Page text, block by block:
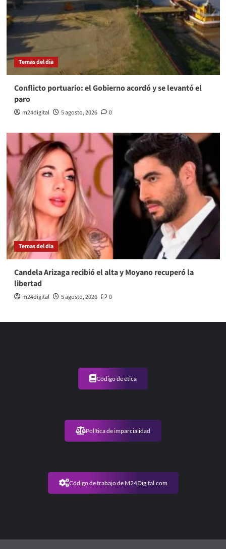
Temas del dia
Conflicto portuario: el Gobierno acordó y se levantó el
paro
m24digital 5 agosto, 2026 0
Temas del dia
Candela Arizaga recibió el alta y Moyano recuperó la
libertad
m24digital 5 agosto, 2026 0
Código de ética
Política de imparcialidad
Código de trabajo de M24Digital.com